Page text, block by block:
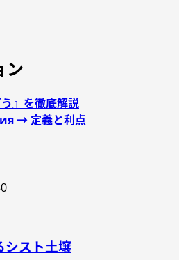
ン
』を徹底解説
→ 定義と利点
シスト土壌